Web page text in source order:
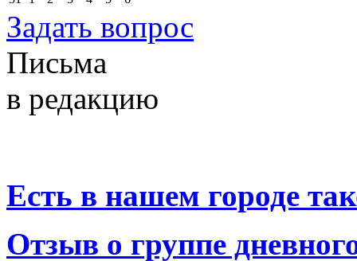
Задать вопрос
Письма
в редакцию
Есть в нашем городе
Отзыв о группе